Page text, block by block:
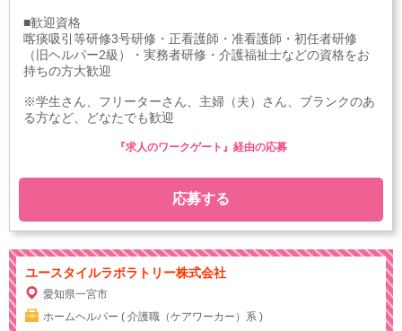
■歓迎資格
喀痰吸引等研修3号研修・正看護師・准看護師・初任者研修
（旧ヘルパー2級）・実務者研修・介護福祉士などの資格をお
持ちの方大歓迎
※学生さん、フリーターさん、主婦（夫）さん、ブランクのあ
る方など、どなたでも歓迎
応募する
『求人のワークゲート』経由の応募
ユースタイルラボラトリー株式会社
愛知県一宮市
ホームヘルパー ( 介護職（ケアワーカー）系 )